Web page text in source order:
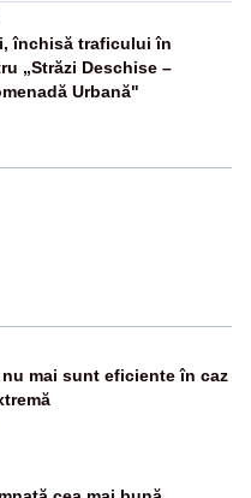
închisă traficului în
„Străzi Deschise –
Urbană"
mai sunt eficiente în caz